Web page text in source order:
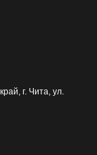
г. Чита, ул.